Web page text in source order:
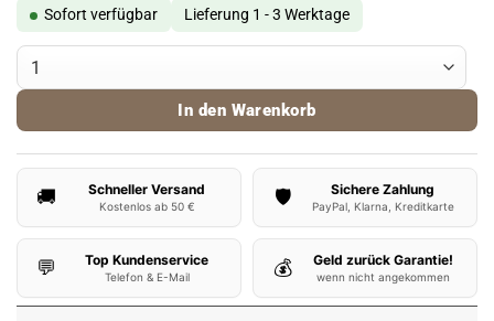
Sofort verfügbar Lieferung 1 - 3 Werktage
Revoltage Aroma Aqua Berries Menge
In den Warenkorb
🚚 Schneller Versand
Kostenlos ab 50 € 🛡️ Sichere Zahlung
PayPal, Klarna, Kreditkarte
💬 Top Kundenservice
Telefon & E-Mail 💰 Geld zurück Garantie!
wenn nicht angekommen